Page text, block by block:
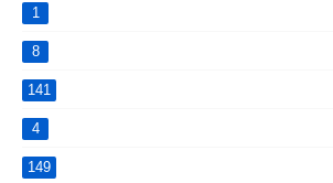
1
8
141
4
149